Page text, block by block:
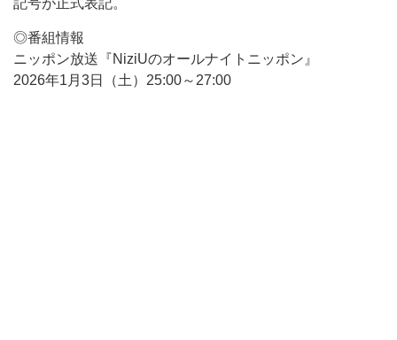
記号が正式表記。
◎番組情報
ニッポン放送『NiziUのオールナイトニッポン』
2026年1月3日（土）25:00～27:00